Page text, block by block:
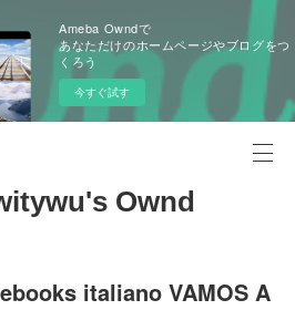
Ameba Owndで
あなただけのホームページやブログをつ
くろう
今すぐ試す
Ownd
italiano VAMOS A